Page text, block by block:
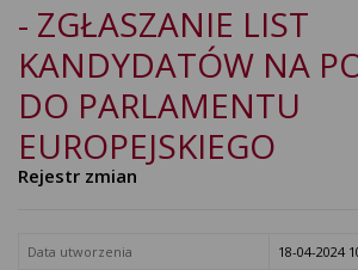
- ZGŁASZANIE LIST
KANDYDATÓW NA
DO PARLAMENTU
EUROPEJSKIEGO
Rejestr zmian
Data utworzenia
18-04-2024